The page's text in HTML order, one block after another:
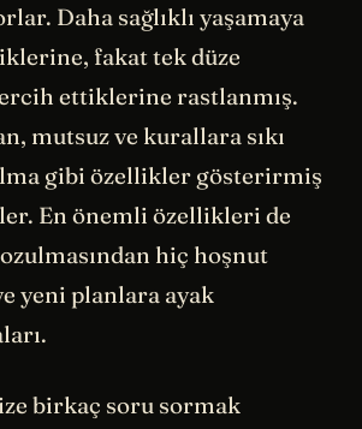
Daha sağlıklı yaşamaya
fakat tek düze
ettiklerine rastlanmış.
mutsuz ve kurallara sıkı
gibi özellikler gösterirmiş
En önemli özellikleri de
hiç hoşnut
yeni planlara ayak
birkaç soru sormak